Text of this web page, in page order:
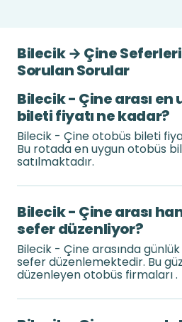
Bilecik → Çine Seferleri
Sorulan Sorular
Bilecik - Çine arası en
bileti fiyatı ne kadar?
Bilecik - Çine otobüs bileti
Bu rotada en uygun otobüs
satılmaktadır.
Bilecik - Çine arası
sefer düzenliyor?
Bilecik - Çine arasında
sefer düzenlemektedir. Bu
düzenleyen otobüs firmaları .